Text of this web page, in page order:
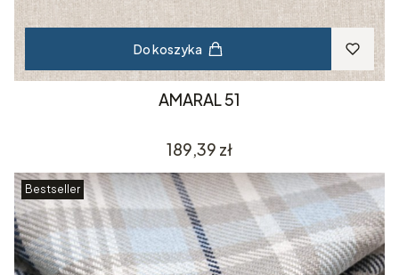
Do koszyka
AMARAL 51
Cena
189,39 zł
Bestseller